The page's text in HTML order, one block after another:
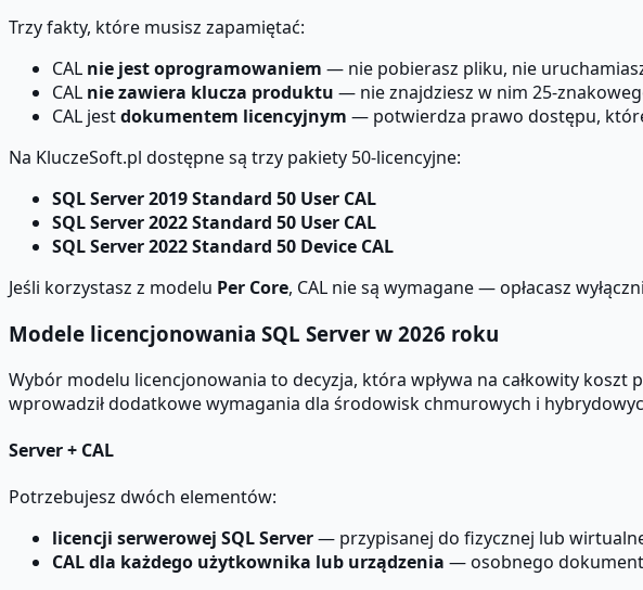
Trzy fakty, które musisz zapamiętać:
CAL nie jest oprogramowaniem — nie pobierasz pliku, nie
CAL nie zawiera klucza produktu — nie znajdziesz w nim 25-
CAL jestdokumentem licencyjnym — potwierdza prawo dostępu,
Na KluczeSoft.pl dostępne są trzy pakiety 50-licencyjne:
SQL Server 2019 Standard 50 User CAL
SQL Server 2022 Standard 50 User CAL
SQL Server 2022 Standard 50 Device CAL
Jeśli korzystasz z modelu Per Core, CAL nie są wymagane — opłacasz
Modele licencjonowania SQL Server w 2026 roku
Wybór modelu licencjonowania to decyzja, która wpływa na całkowity
wprowadził dodatkowe wymagania dla środowisk chmurowych i
Server + CAL
Potrzebujesz dwóch elementów:
licencji serwerowej SQL Server— przypisanej do fizycznej lub
CAL dla każdego użytkownika lub urządzenia — osobnego